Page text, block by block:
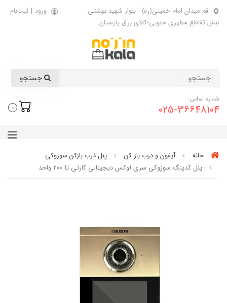
قم-میدان امام خمینی(ره) - بلوار شهید بهشتی-
نبش تقاطع مطهری جنوبی-کالای برق پارسیان
ورود | ثبت‌نام
شماره تماس:
025-36648104
0
خانه آیفون و درب باز کن
پنل درب بازکن سوزوکی
پنل کدینگ سوزوکی سری لوکس دیجیتالی کارتی تا 200 واحد